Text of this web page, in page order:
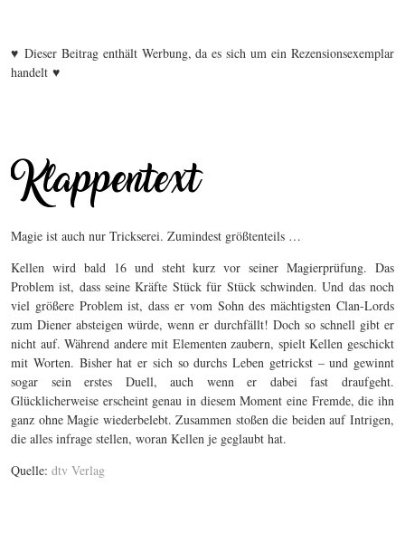
♥ Dieser Beitrag enthält Werbung, da es sich um ein Rezensionsexemplar
handelt ♥
Magie ist auch nur Trickserei. Zumindest größtenteils …
Kellen wird bald 16 und steht kurz vor seiner Magierprüfung. Das
Problem ist, dass seine Kräfte Stück für Stück schwinden. Und das noch
viel größere Problem ist, dass er vom Sohn des mächtigsten Clan-Lords
zum Diener absteigen würde, wenn er durchfällt! Doch so schnell gibt er
nicht auf. Während andere mit Elementen zaubern, spielt Kellen geschickt
mit Worten. Bisher hat er sich so durchs Leben getrickst – und gewinnt
sogar sein erstes Duell, auch wenn er dabei fast draufgeht.
Glücklicherweise erscheint genau in diesem Moment eine Fremde, die ihn
ganz ohne Magie wiederbelebt. Zusammen stoßen die beiden auf Intrigen,
die alles infrage stellen, woran Kellen je geglaubt hat.
Quelle: dtv Verlag